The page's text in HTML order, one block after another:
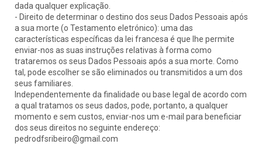
dada qualquer explicação.
- Direito de determinar o destino dos seus Dados Pessoais após
a sua morte (o Testamento eletrónico): uma das
características específicas da lei francesa é que lhe permite
enviar-nos as suas instruções relativas à forma como
trataremos os seus Dados Pessoais após a sua morte. Como
tal, pode escolher se são eliminados ou transmitidos a um dos
seus familiares.
Independentemente da finalidade ou base legal de acordo com
a qual tratamos os seus dados, pode, portanto, a qualquer
momento e sem custos, enviar-nos um e-mail para beneficiar
dos seus direitos no seguinte endereço:
pedrodfsribeiro@gmail.com